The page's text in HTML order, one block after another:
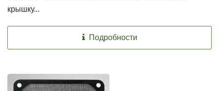
крышку...
Подробности